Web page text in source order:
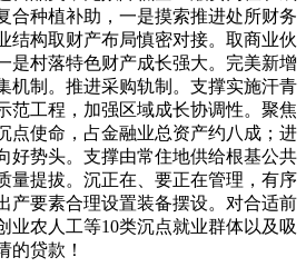
合种植补助，一是摸索推进处所财务
结构取财产布局慎密对接。取商业伙
是村落特色财产成长强大。完美新增
机制。推进采购轨制。支撑实施汗青
范工程，加强区域成长协调性。聚焦
点使命，占金融业总资产约八成；进
好势头。支撑由常住地供给根基公共
量提拔。沉正在、要正在管理，有序
产要素合理设置装备摆设。对合适前
业农人工等10类沉点就业群体以及吸
的贷款！